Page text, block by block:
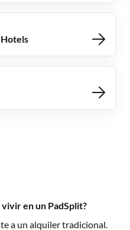
vivir en un PadSplit?
a un alquiler tradicional.